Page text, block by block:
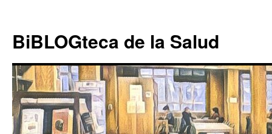
contenido
BiBLOGteca de la Salud